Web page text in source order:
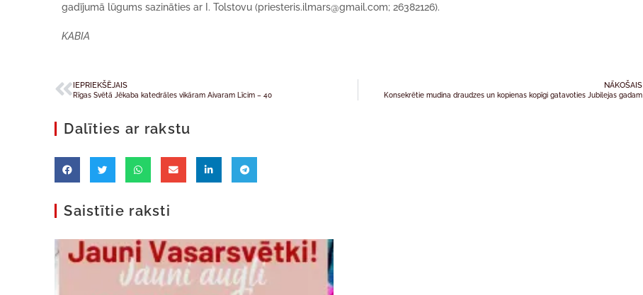
gadījumā lūgums sazināties ar I. Tolstovu (priesteris.ilmars@gmail.com; 26382126).
KABIA
IEPRIEKŠĒJAIS
Rīgas Svētā Jēkaba katedrāles vikāram Aivaram Līcim – 40
NĀKOŠAIS
Konsekrētie mudina draudzes un kopienas kopīgi gatavoties Jubilejas gadam
Dalīties ar rakstu
Saistītie raksti